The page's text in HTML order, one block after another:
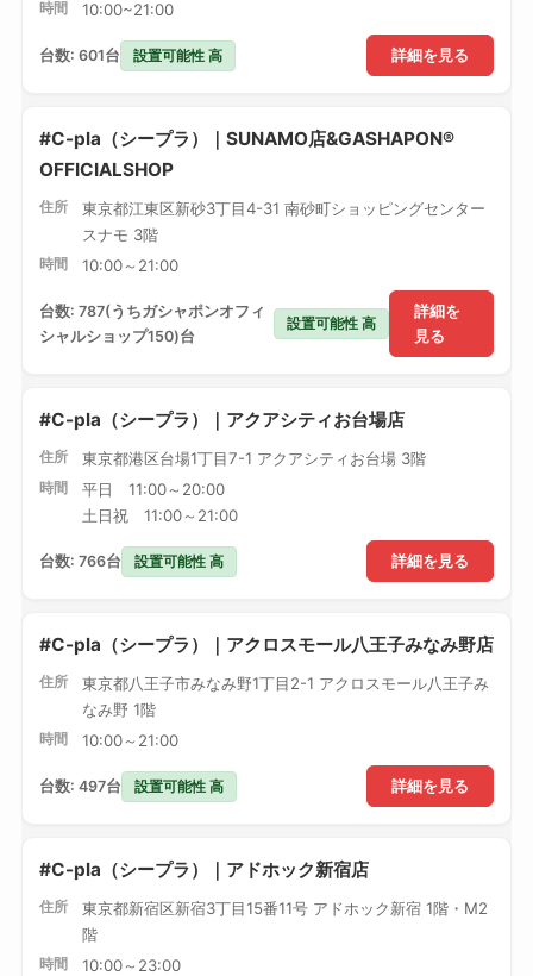
時間 10:00~21:00
詳細を見る
台数: 601台 設置可能性 高
#C-pla（シープラ）｜SUNAMO店&GASHAPON®
OFFICIALSHOP
住所
東京都江東区新砂3丁目4-31 南砂町ショッピングセンター
スナモ 3階
時間 10:00～21:00
詳細を
見る
台数: 787(うちガシャポンオフィ
シャルショップ150)台
設置可能性 高
#C-pla（シープラ）｜アクアシティお台場店
住所 東京都港区台場1丁目7-1 アクアシティお台場 3階
時間
平日 11:00～20:00
土日祝 11:00～21:00
詳細を見る
台数: 766台 設置可能性 高
#C-pla（シープラ）｜アクロスモール八王子みなみ野店
住所
東京都八王子市みなみ野1丁目2-1 アクロスモール八王子み
なみ野 1階
時間 10:00～21:00
詳細を見る
台数: 497台 設置可能性 高
#C-pla（シープラ）｜アドホック新宿店
住所
東京都新宿区新宿3丁目15番11号 アドホック新宿 1階・M2
階
時間 10:00～23:00